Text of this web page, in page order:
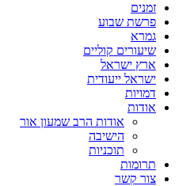
זמנים
פרשת שבוע
גמרא
שיעורים קוליים
ארץ ישראל
ישראל ייעודית
דמויות
אודות
אודות הרב שמעון אור
הישיבה
תוכניות
תרומות
צור קשר